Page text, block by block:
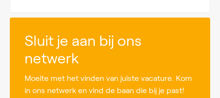
Sluit je aan bij ons
netwerk
Moeite met het vinden van juiste vacature. Kom
in ons netwerk en vind de baan die bij je past!